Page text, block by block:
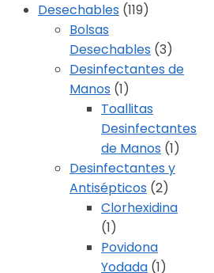
Desechables (119)
Bolsas
Desechables (3)
Desinfectantes de
Manos (1)
Toallitas
Desinfectantes
de Manos (1)
Desinfectantes y
Antisépticos (2)
Clorhexidina
(1)
Povidona
Yodada (1)